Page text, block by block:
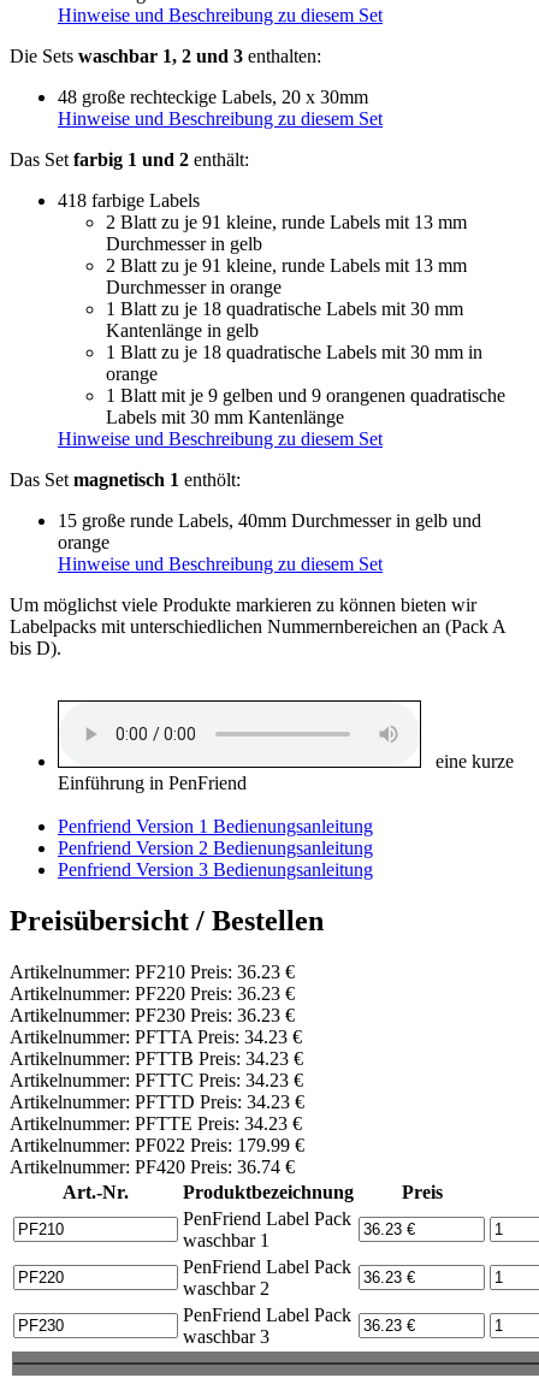
Hinweise und Beschreibung zu diesem Set
Die Sets waschbar 1, 2 und 3 enthalten:
48 große rechteckige Labels, 20 x 30mm
Hinweise und Beschreibung zu diesem Set
Das Set farbig 1 und 2 enthält:
418 farbige Labels
2 Blatt zu je 91 kleine, runde Labels mit 13 mm
Durchmesser in gelb
2 Blatt zu je 91 kleine, runde Labels mit 13 mm
Durchmesser in orange
1 Blatt zu je 18 quadratische Labels mit 30 mm
Kantenlänge in gelb
1 Blatt zu je 18 quadratische Labels mit 30 mm in
orange
1 Blatt mit je 9 gelben und 9 orangenen quadratische
Labels mit 30 mm Kantenlänge
Hinweise und Beschreibung zu diesem Set
Das Set magnetisch 1 enthölt:
15 große runde Labels, 40mm Durchmesser in gelb und
orange
Hinweise und Beschreibung zu diesem Set
Um möglichst viele Produkte markieren zu können bieten wir
Labelpacks mit unterschiedlichen Nummernbereichen an (Pack A
bis D).
eine kurze
Einführung in PenFriend
Penfriend Version 1 Bedienungsanleitung
Penfriend Version 2 Bedienungsanleitung
Penfriend Version 3 Bedienungsanleitung
Preisübersicht / Bestellen
Artikelnummer: PF210 Preis: 36.23 €
Artikelnummer: PF220 Preis: 36.23 €
Artikelnummer: PF230 Preis: 36.23 €
Artikelnummer: PFTTA Preis: 34.23 €
Artikelnummer: PFTTB Preis: 34.23 €
Artikelnummer: PFTTC Preis: 34.23 €
Artikelnummer: PFTTD Preis: 34.23 €
Artikelnummer: PFTTE Preis: 34.23 €
Artikelnummer: PF022 Preis: 179.99 €
Artikelnummer: PF420 Preis: 36.74 €
Art.-Nr.
Produktbezeichnung
Preis
PenFriend Label Pack
waschbar 1
PenFriend Label Pack
waschbar 2
PenFriend Label Pack
waschbar 3